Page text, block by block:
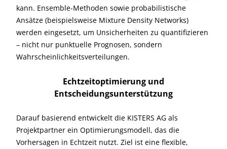
kann. Ensemble-Methoden sowie probabilistische
Ansätze (beispielsweise Mixture Density Networks)
werden eingesetzt, um Unsicherheiten zu quantifizieren
– nicht nur punktuelle Prognosen, sondern
Wahrscheinlichkeitsverteilungen.
Echtzeitoptimierung und
Entscheidungsunterstützung
Darauf basierend entwickelt die KISTERS AG als
Projektpartner ein Optimierungsmodell, das die
Vorhersagen in Echtzeit nutzt. Ziel ist eine flexible,